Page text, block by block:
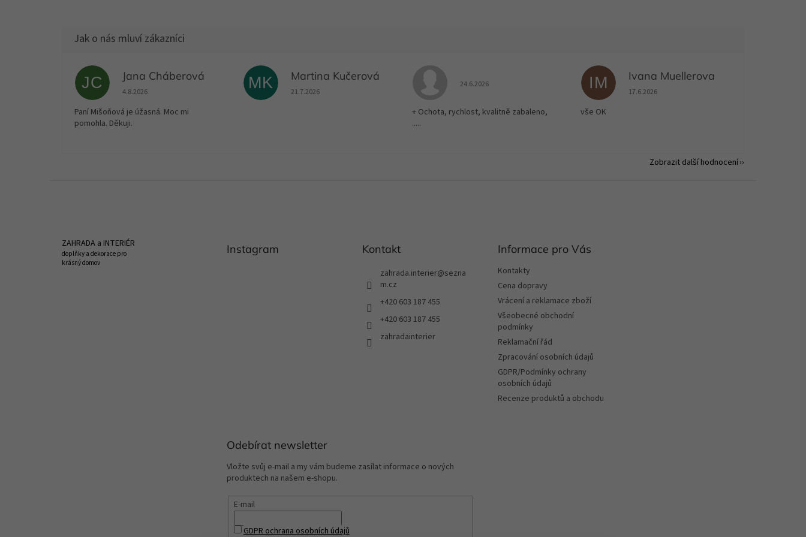
JC Jana Cháberová
Hodnocení obchodu je 5 z 5 hvězdiček.
4.8.2026
Paní Mišoňová je úžasná. Moc mi
pomohla. Děkuji.
MK Martina Kučerová
Hodnocení obchodu je 5 z 5 hvězdiček.
21.7.2026
Hodnocení obchodu je 5 z 5 hvězdiček.
24.6.2026
+ Ochota, rychlost, kvalitně zabaleno,
.....
IM Ivana Muellerova
Hodnocení obchodu je 5 z 5 hvězdiček.
17.6.2026
vše OK
Zobrazit další hodnocení
ZAHRADA a INTERIÉR
doplňky a dekorace pro
krásný domov
Instagram Kontakt
zahrada.interier@sezna
m.cz
+420 603 187 455
+420 603 187 455
zahradainterier
Informace pro Vás
Kontakty
Cena dopravy
Vrácení a reklamace zboží
Všeobecné obchodní
podmínky
Reklamační řád
Zpracování osobních údajů
GDPR/Podmínky ochrany
osobních údajů
Recenze produktů a obchodu
Odebírat newsletter
Vložte svůj e-mail a my vám budeme zasílat informace o nových
produktech na našem e-shopu.
E-mail
GDPR ochrana osobních údajů